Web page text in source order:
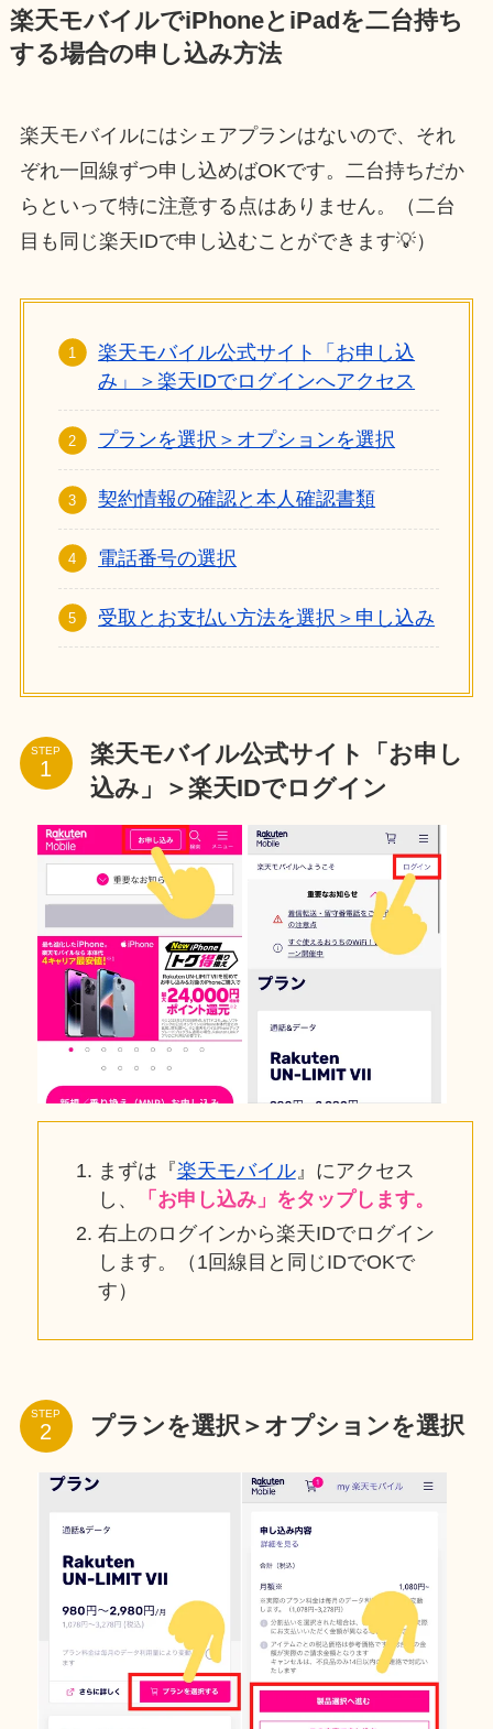
楽天モバイルでiPhoneとiPadを二台持ち
する場合の申し込み方法
楽天モバイルにはシェアプランはないので、それ
ぞれ一回線ずつ申し込めばOKです。二台持ちだか
らといって特に注意する点はありません。（二台
目も同じ楽天IDで申し込むことができます💡）
楽天モバイル公式サイト「お申し込
み」＞楽天IDでログインへアクセス
プランを選択＞オプションを選択
契約情報の確認と本人確認書類
電話番号の選択
受取とお支払い方法を選択＞申し込み
STEP
楽天モバイル公式サイト「お申し
込み」＞楽天IDでログイン
まずは『楽天モバイル』にアクセス
し、
「お申し込み」をタップします。
右上のログインから楽天IDでログイン
します。（1回線目と同じIDでOKで
す）
STEP プランを選択＞オプションを選択